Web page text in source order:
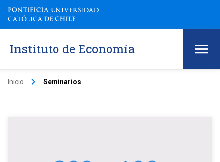
Instituto de Economía
Inicio keyboard_arrow_right Seminarios